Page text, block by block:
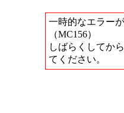
一時的なエラー
（MC156）
しばらくしてか
てください。